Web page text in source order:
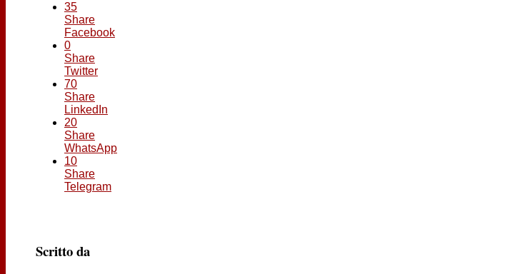
35
Share
Facebook
0
Share
Twitter
70
Share
LinkedIn
20
Share
WhatsApp
10
Share
Telegram
Scritto da